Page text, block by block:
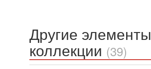
Другие элементы
коллекции (39)